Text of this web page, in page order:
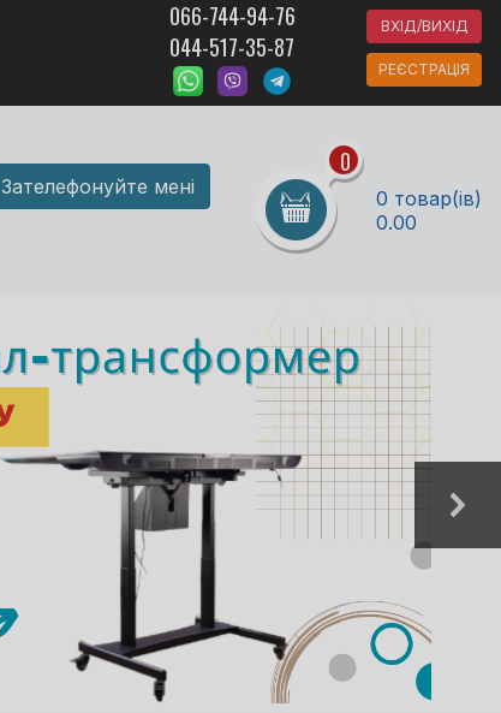
066-744-94-76
044-517-35-87
ВХІД/ВИХІД
РЕЄСТРАЦІЯ
Зателефонуйте мені
0
0 товар(ів)
0.00